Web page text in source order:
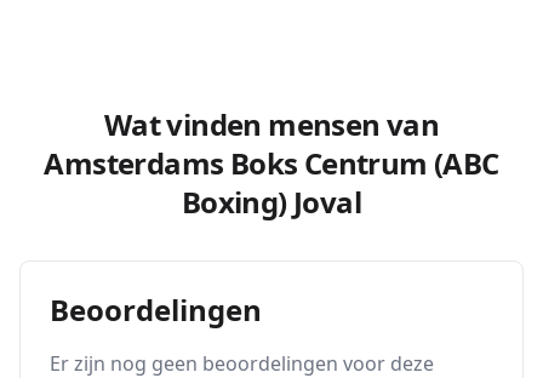
Wat vinden mensen van
Amsterdams Boks Centrum (ABC
Boxing) Joval
Beoordelingen
Er zijn nog geen beoordelingen voor deze